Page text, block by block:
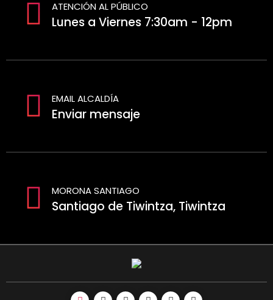
ATENCIÓN AL PÚBLICO
Lunes a Viernes 7:30am - 12pm
EMAIL ALCALDÍA
Enviar mensaje
MORONA SANTIAGO
Santiago de Tiwintza, Tiwintza